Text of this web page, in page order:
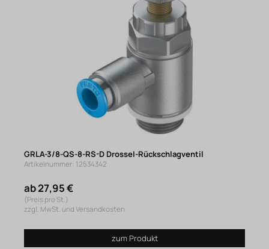
GRLA-3/8-QS-8-RS-D Drossel-Rückschlagventil
Artikelnummer: 12534342
ab 27,95 €
(Preis pro St.)
zzgl. MwSt. und Versandkosten
zum Produkt